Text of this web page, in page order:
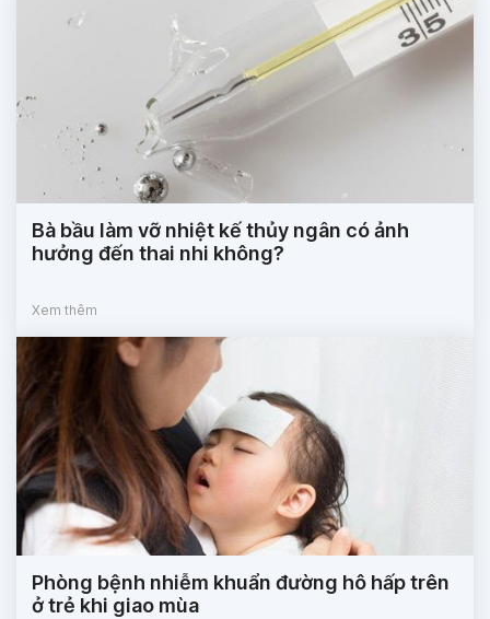
Bà bầu làm vỡ nhiệt kế thủy ngân có ảnh
hưởng đến thai nhi không?
Xem thêm
Phòng bệnh nhiễm khuẩn đường hô hấp trên
ở trẻ khi giao mùa